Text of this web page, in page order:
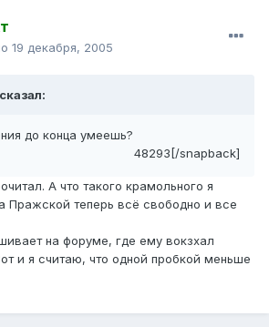
19 декабря, 2005
до конца умеешь?
48293[/snapback]
А что такого крамольного я
Пражской теперь всё свободно и все
на форуме, где ему вокзхал
и я считаю, что одной пробкой меньше